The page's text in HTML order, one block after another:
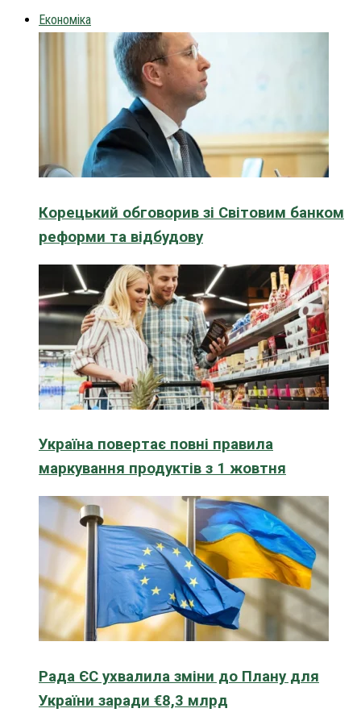
Економіка
Корецький обговорив зі Світовим банком
реформи та відбудову
Україна повертає повні правила
маркування продуктів з 1 жовтня
Рада ЄС ухвалила зміни до Плану для
України заради €8,3 млрд